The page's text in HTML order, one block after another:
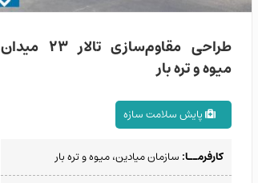
طراحی مقاوم‌سازی تالار 23 میدان
میوه و تره‌ بار
پایش سلامت سازه
کارفرمــا: سازمان میادین، میوه و تره بار